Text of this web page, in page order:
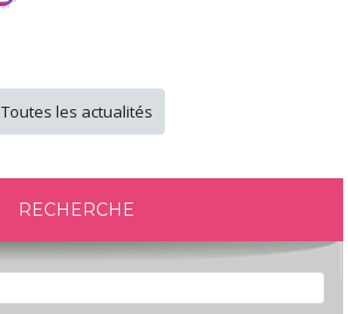
Toutes les actualités
RECHERCHE